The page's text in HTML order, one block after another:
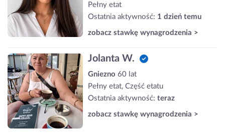
Pełny etat
Ostatnia aktywność: 1 dzień temu
zobacz stawkę wynagrodzenia >
Jolanta W.
Gniezno 60 lat
Pełny etat, Część etatu
Ostatnia aktywność: teraz
zobacz stawkę wynagrodzenia >